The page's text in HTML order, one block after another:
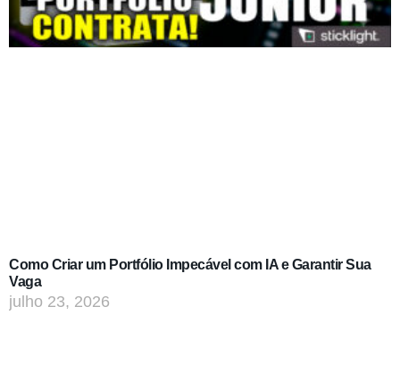
Como Criar um Portfólio Impecável com IA e Garantir Sua
Vaga
julho 23, 2026